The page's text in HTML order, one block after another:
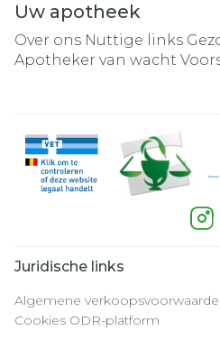
Uw apotheek
Over ons Nuttige links
Apotheker van wacht
Juridische links
Algemene
Cookies ODR-platform